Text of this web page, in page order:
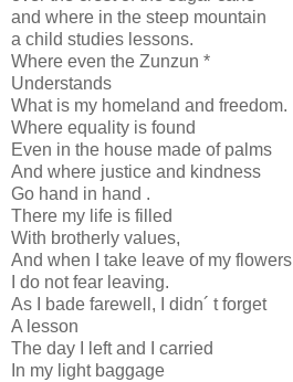
and where in the steep mountain
a child studies lessons.
Where even the Zunzun *
Understands
What is my homeland and freedom.
Where equality is found
Even in the house made of palms
And where justice and kindness
Go hand in hand .
There my life is filled
With brotherly values,
And when I take leave of my flowers
I do not fear leaving.
As I bade farewell, I didn´ t forget
A lesson
The day I left and I carried
In my light baggage